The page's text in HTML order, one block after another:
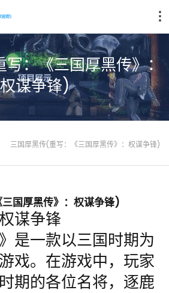
：《三国厚黑传》：
权谋争锋)
三国厚黑传(重写：《三国厚黑传》：权谋争锋)
国厚黑传》：权谋争锋)
谋争锋
是一款以三国时期为
戏。在游戏中，玩家
期的各位名将，逐鹿